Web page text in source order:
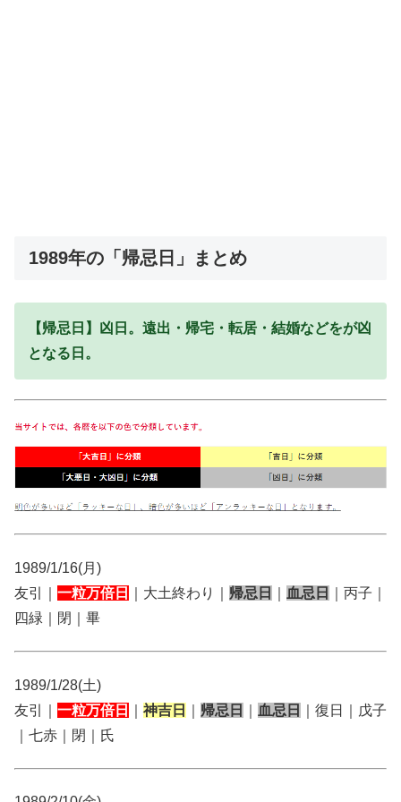
1989年の「帰忌日」まとめ
【帰忌日】凶日。遠出・帰宅・転居・結婚などをが凶
となる日。
1989/1/16(月)
友引｜ 一粒万倍日 ｜大土終わり｜ 帰忌日 血忌日
｜丙子｜
四緑｜閉｜畢
1989/1/28(土)
友引｜ 一粒万倍日 神吉日 帰忌日 血忌日
｜復日｜戊子
｜七赤｜閉｜氏